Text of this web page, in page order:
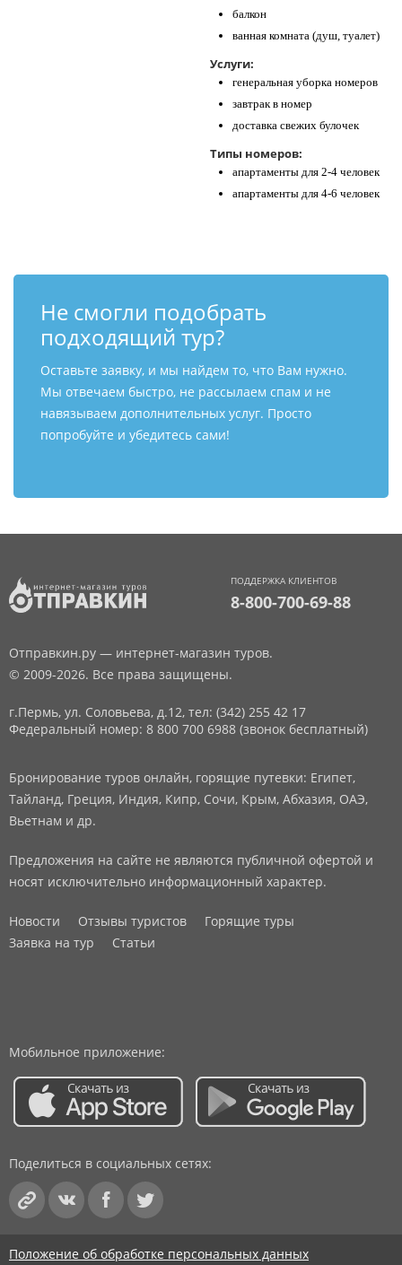
балкон
ванная комната (душ, туалет)
Услуги:
генеральная уборка номеров
завтрак в номер
доставка свежих булочек
Типы номеров:
апартаменты для 2-4 человек
апартаменты для 4-6 человек
Не смогли подобрать
подходящий тур?
Оставьте заявку, и мы найдем то, что Вам нужно.
Мы отвечаем быстро, не рассылаем спам и не
навязываем дополнительных услуг. Просто
попробуйте и убедитесь сами!
ПОДДЕРЖКА КЛИЕНТОВ
8-800-700-69-88
Отправкин.ру — интернет-магазин туров.
© 2009-2026. Все права защищены.
г.Пермь, ул. Соловьева, д.12, тел: (342) 255 42 17
Федеральный номер: 8 800 700 6988 (звонок бесплатный)
Бронирование туров онлайн, горящие путевки: Египет,
Тайланд, Греция, Индия, Кипр, Сочи, Крым, Абхазия, ОАЭ,
Вьетнам и др.
Предложения на сайте не являются публичной офертой и
носят исключительно информационный характер.
Новости Отзывы туристов
Горящие туры
Заявка на тур
Статьи
Мобильное приложение:
Поделиться в социальных сетях:
Положение об обработке персональных данных